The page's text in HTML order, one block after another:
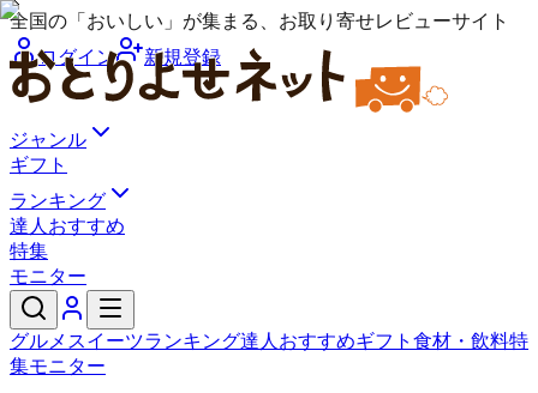
全国の「おいしい」が集まる、お取り寄せレビューサイト
ログイン
新規登録
ジャンル
ギフト
ランキング
達人おすすめ
特集
モニター
グルメ スイーツランキング達人おすすめギフト 食材・飲料特
集モニター